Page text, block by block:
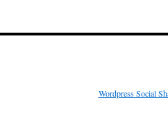
Wordpress Social